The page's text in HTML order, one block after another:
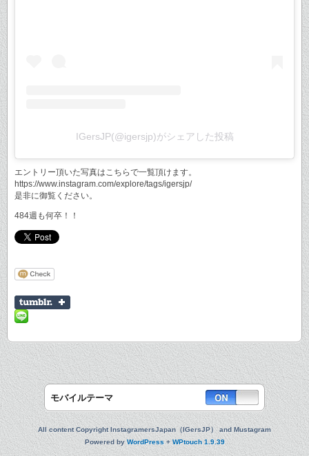
IGersJP(@igersjp)がシェアした投稿
エントリー頂いた写真はこちらで一覧頂けます。
https://www.instagram.com/explore/tags/igersjp/
是非に御覧ください。
484週も何卒！！
モバイルテーマ
All content Copyright InstagramersJapan（IGersJP） and Mustagram
Powered byWordPress+WPtouch 1.9.39